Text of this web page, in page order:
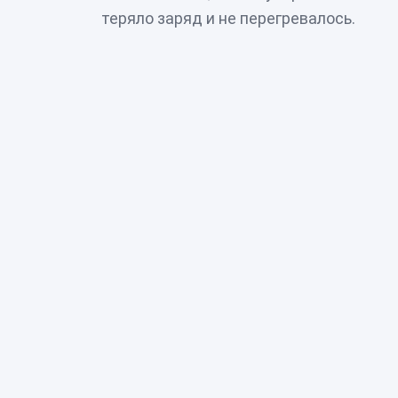
теряло заряд и не перегревалось.